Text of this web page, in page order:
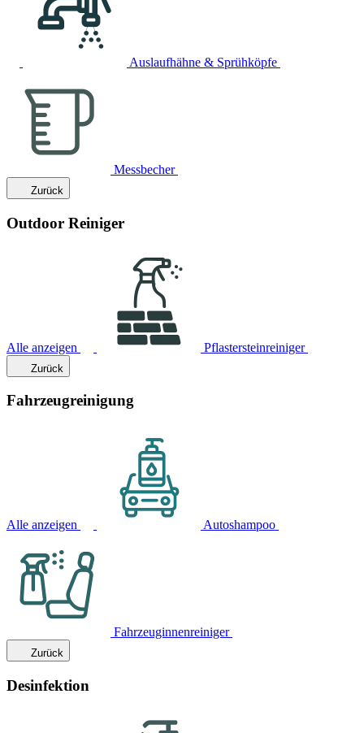
Auslaufhähne & Sprühköpfe
Messbecher
Zurück
Outdoor Reiniger
Alle anzeigen Pflastersteinreiniger
Zurück
Fahrzeugreinigung
Alle anzeigen Autoshampoo
Fahrzeuginnenreiniger
Zurück
Desinfektion